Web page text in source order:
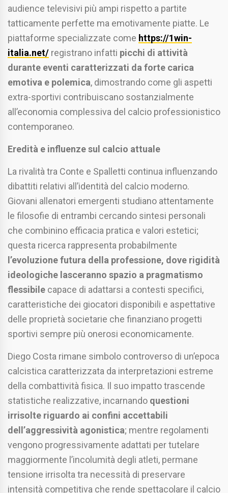
audience televisivi più ampi rispetto a partite
tatticamente perfette ma emotivamente piatte. Le
piattaforme specializzate come https://1win-
italia.net/ registrano infatti picchi di attività
durante eventi caratterizzati da forte carica
emotiva e polemica, dimostrando come gli aspetti
extra-sportivi contribuiscano sostanzialmente
all’economia complessiva del calcio professionistico
contemporaneo.
Eredità e influenze sul calcio attuale
La rivalità tra Conte e Spalletti continua influenzando
dibattiti relativi all’identità del calcio moderno.
Giovani allenatori emergenti studiano attentamente
le filosofie di entrambi cercando sintesi personali
che combinino efficacia pratica e valori estetici;
questa ricerca rappresenta probabilmente
l’evoluzione futura della professione, dove rigidità
ideologiche lasceranno spazio a pragmatismo
flessibile capace di adattarsi a contesti specifici,
caratteristiche dei giocatori disponibili e aspettative
delle proprietà societarie che finanziano progetti
sportivi sempre più onerosi economicamente.
Diego Costa rimane simbolo controverso di un’epoca
calcistica caratterizzata da interpretazioni estreme
della combattività fisica. Il suo impatto trascende
statistiche realizzative, incarnando questioni
irrisolte riguardo ai confini accettabili
dell’aggressività agonistica; mentre regolamenti
vengono progressivamente adattati per tutelare
maggiormente l’incolumità degli atleti, permane
tensione irrisolta tra necessità di preservare
intensità competitiva che rende spettacolare il calcio